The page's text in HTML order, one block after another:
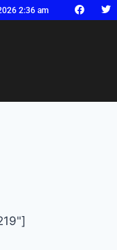
2:36 am